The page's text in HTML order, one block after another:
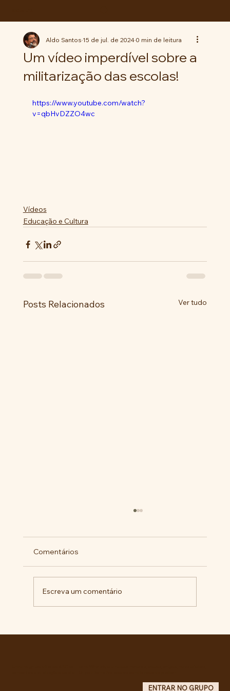
Um vídeo imperdível sobre a
militarização das escolas!
Aldo Santos15 de jul. de 20240 min de leitura
https://www.youtube.com/watch?
v=qbHvDZZO4wc
Vídeos
Educação e Cultura
Posts Relacionados Ver tudo
Comentários
Escreva um comentário
ENTRAR NO GRUPO